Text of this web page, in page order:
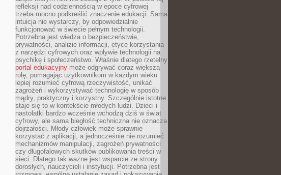
refleksji nad codziennością w epoce cyfrowej
trzeba mocno podkreślić znaczenie edukacji. Sama
intuicja nie wystarczy, by odpowiedzialnie
funkcjonować w świecie pełnym technologii.
Potrzebna jest wiedza o bezpieczeństwie,
prywatności, analizie informacji, etyce korzystania
z narzędzi cyfrowych oraz wpływie technologii na
psychikę i społeczeństwo. Właśnie dlatego rzetelny
portal edukacyjny może odgrywać coraz większą
rolę, pomagając użytkownikom w każdym wieku
lepiej rozumieć cyfrową rzeczywistość, unikać
zagrożeń i wykorzystywać technologię w sposób
mądry, praktyczny i korzystny. Szczególnie istotne
staje się to w kontekście młodych ludzi. Dzieci i
nastolatki bardzo wcześnie wchodzą dziś w świat
cyfrowy, ale sama biegłość techniczna nie oznacza
dojrzałości. Młody człowiek może sprawnie
korzystać z aplikacji, a jednocześnie nie rozumieć
mechanizmów manipulacji, zagrożeń prywatności
czy długofalowych skutków publikowania treści w
sieci. Dlatego tak ważne jest wsparcie ze strony
dorosłych, nauczycieli i instytucji. Potrzebna jest